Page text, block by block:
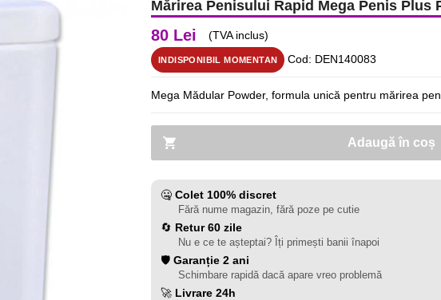
Mărirea Penisului Rapid Mega Penis Plus
80 Lei (TVA inclus)
INDISPONIBIL MOMENTAN Cod: DEN140083
Mega Mădular Powder, formula unică pentru mărirea
Adaugă în coș
🤐 Colet 100% discret
Fără nume magazin, fără poze pe cutie
🔄 Retur 60 zile
Nu e ce te așteptai? Îți primești banii înapoi
🛡️ Garanție 2 ani
Schimbare rapidă dacă apare vreo problemă
🚀 Livrare 24h